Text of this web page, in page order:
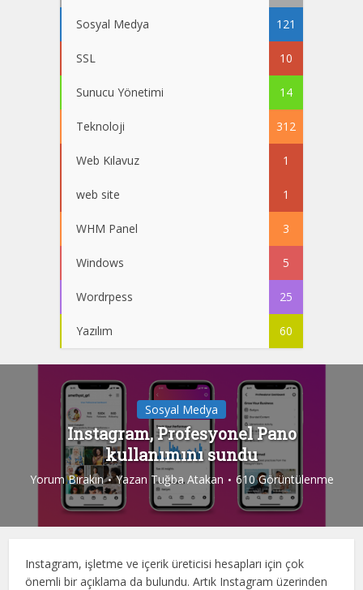
Sosyal Medya 121
SSL 10
Sunucu Yönetimi 14
Teknoloji 312
Web Kılavuz 1
web site 1
WHM Panel 3
Windows 5
Wordrpess 25
Yazılım 60
Sosyal Medya
Instagram, Profesyonel Pano
kullanımını sundu
Yorum Bırakın Yazan Tuğba Atakan 610 Görüntülenme
Instagram, işletme ve içerik üreticisi hesapları için çok
önemli bir açıklama da bulundu. Artık Instagram üzerinden